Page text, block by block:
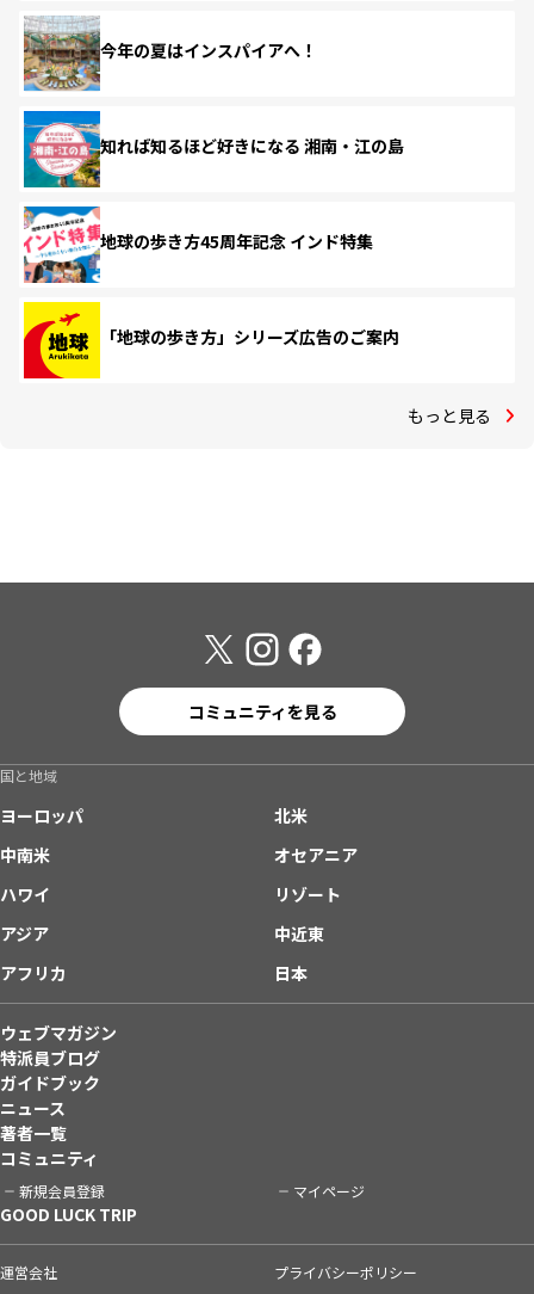
今年の夏はインスパイアへ！
知れば知るほど好きになる 湘南・江の島
地球の歩き方45周年記念 インド特集
「地球の歩き方」シリーズ広告のご案内
もっと見る
コミュニティを見る
国と地域
ヨーロッパ
北米
中南米
オセアニア
ハワイ
リゾート
アジア
中近東
アフリカ
日本
ウェブマガジン
特派員ブログ
ガイドブック
ニュース
著者一覧
コミュニティ
新規会員登録 マイページ
GOOD LUCK TRIP
運営会社 プライバシーポリシー